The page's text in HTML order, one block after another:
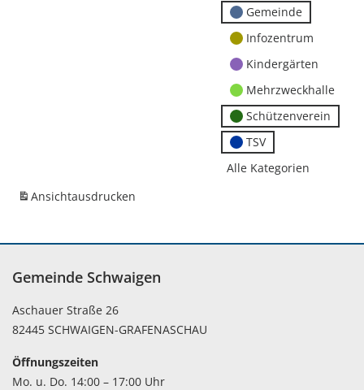
Gemeinde
Infozentrum
Kindergärten
Mehrzweckhalle
Schützenverein
TSV
Alle Kategorien
Ansichtausdrucken
Gemeinde Schwaigen
Aschauer Straße 26
82445 SCHWAIGEN-GRAFENASCHAU
Öffnungszeiten
Mo. u. Do. 14:00 – 17:00 Uhr